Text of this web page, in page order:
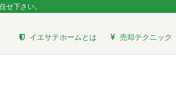
せ下さい。
イエサテホームとは 売却テクニック